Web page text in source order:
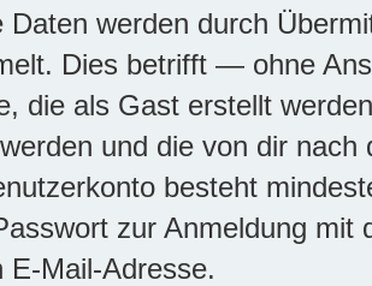
Daten werden durch
Dies betrifft — ohne
die als Gast erstellt
und die von dir
besteht
zur Anmeldung mit
E-Mail-Adresse.